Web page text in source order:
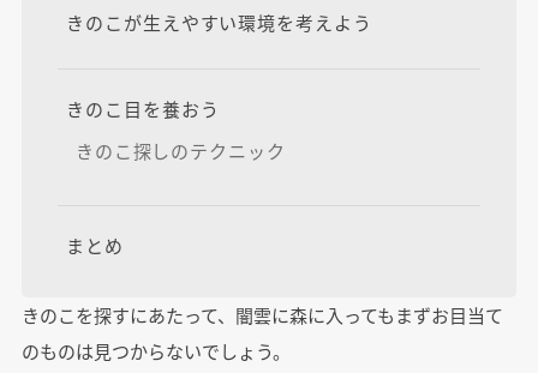
きのこが生えやすい環境を考えよう
きのこ目を養おう
きのこ探しのテクニック
まとめ
きのこを探すにあたって、闇雲に森に入ってもまずお目当て
のものは見つからないでしょう。